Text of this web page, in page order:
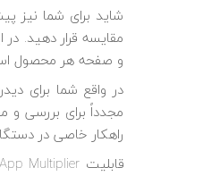
شاید برای شما نیز
مقایسه قرار دهید.
و صفحه هر محصول
در واقع شما برای
مجدداً برای بررسی و
راهکار خاصی در